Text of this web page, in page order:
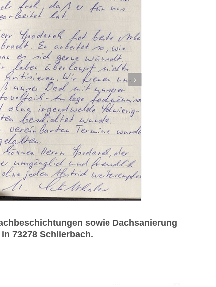
sowie Dachsanierung
73278 Schlierbach.